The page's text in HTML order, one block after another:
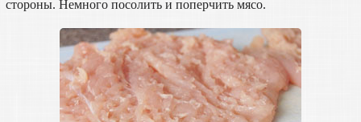
стороны. Немного посолить и поперчить мясо.